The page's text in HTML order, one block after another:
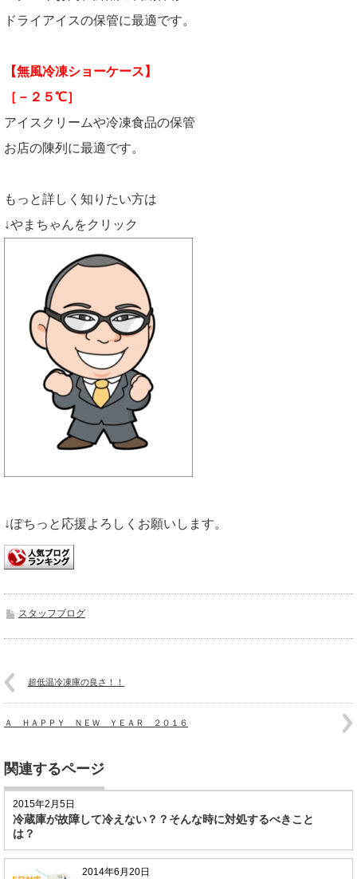
ドライアイスの保管に最適です。
【無風冷凍ショーケース】
［－２５℃］
アイスクリームや冷凍食品の保管
お店の陳列に最適です。
もっと詳しく知りたい方は
↓やまちゃんをクリック
↓ぽちっと応援よろしくお願いします。
スタッフブログ
超低温冷凍庫の良さ！！
Ａ ＨＡＰＰＹ ＮＥＷ ＹＥＡＲ ２０１６
関連するページ
2015年2月5日
冷蔵庫が故障して冷えない？？そんな時に対処するべきこと
は？
2014年6月20日